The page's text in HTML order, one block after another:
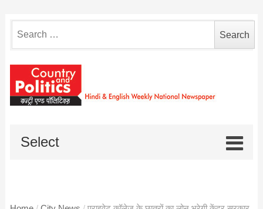
for:
Select